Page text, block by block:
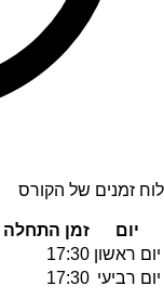
לוח זמנים של הקורס
יום זמן התחלה
יום ראשון 17:30
יום רביעי 17:30